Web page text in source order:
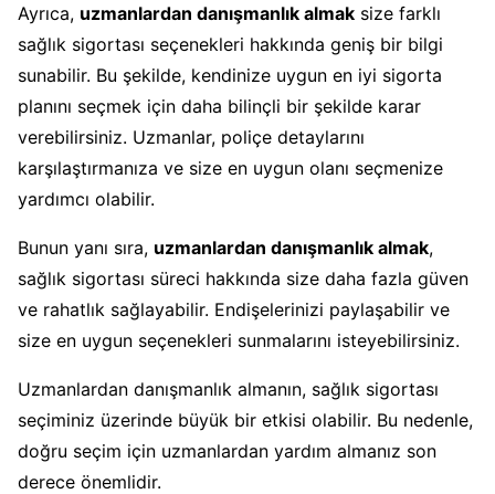
Ayrıca, uzmanlardan danışmanlık almak size farklı
sağlık sigortası seçenekleri hakkında geniş bir bilgi
sunabilir. Bu şekilde, kendinize uygun en iyi sigorta
planını seçmek için daha bilinçli bir şekilde karar
verebilirsiniz. Uzmanlar, poliçe detaylarını
karşılaştırmanıza ve size en uygun olanı seçmenize
yardımcı olabilir.
Bunun yanı sıra, uzmanlardan danışmanlık almak,
sağlık sigortası süreci hakkında size daha fazla güven
ve rahatlık sağlayabilir. Endişelerinizi paylaşabilir ve
size en uygun seçenekleri sunmalarını isteyebilirsiniz.
Uzmanlardan danışmanlık almanın, sağlık sigortası
seçiminiz üzerinde büyük bir etkisi olabilir. Bu nedenle,
doğru seçim için uzmanlardan yardım almanız son
derece önemlidir.